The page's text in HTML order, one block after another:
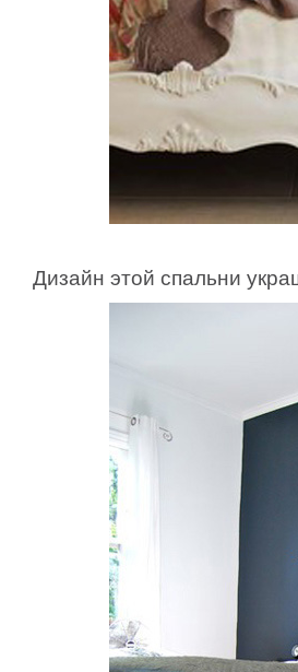
Дизайн этой спальни